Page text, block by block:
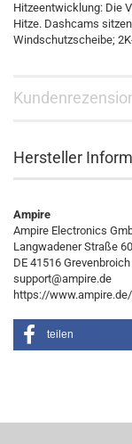
Hitzeentwicklung: Die
Hitze. Dashcams
Windschutzscheibe;
Hersteller
Ampire
Ampire Electronics
Langwadener Straße 60
DE 41516 Grevenbroich
support@ampire.de
https://
teilen